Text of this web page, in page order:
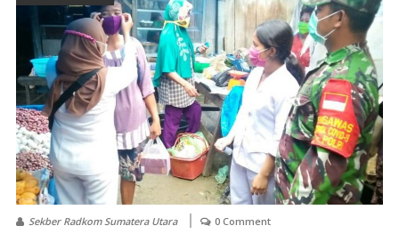
Sekber Radkom Sumatera Utara 0 Comment